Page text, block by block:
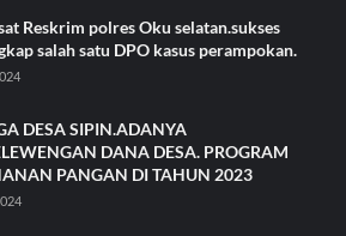
Reskrim polres Oku selatan.sukses
salah satu DPO kasus perampokan.
DESA SIPIN.ADANYA
DANA DESA. PROGRAM
PANGAN DI TAHUN 2023